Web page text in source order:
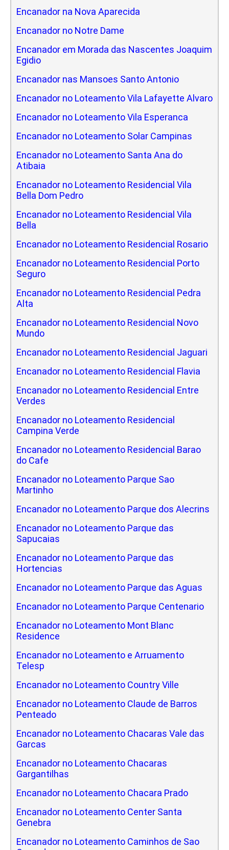
Encanador na Nova Aparecida
Encanador no Notre Dame
Encanador em Morada das Nascentes Joaquim
Egidio
Encanador nas Mansoes Santo Antonio
Encanador no Loteamento Vila Lafayette Alvaro
Encanador no Loteamento Vila Esperanca
Encanador no Loteamento Solar Campinas
Encanador no Loteamento Santa Ana do
Atibaia
Encanador no Loteamento Residencial Vila
Bella Dom Pedro
Encanador no Loteamento Residencial Vila
Bella
Encanador no Loteamento Residencial Rosario
Encanador no Loteamento Residencial Porto
Seguro
Encanador no Loteamento Residencial Pedra
Alta
Encanador no Loteamento Residencial Novo
Mundo
Encanador no Loteamento Residencial Jaguari
Encanador no Loteamento Residencial Flavia
Encanador no Loteamento Residencial Entre
Verdes
Encanador no Loteamento Residencial
Campina Verde
Encanador no Loteamento Residencial Barao
do Cafe
Encanador no Loteamento Parque Sao
Martinho
Encanador no Loteamento Parque dos Alecrins
Encanador no Loteamento Parque das
Sapucaias
Encanador no Loteamento Parque das
Hortencias
Encanador no Loteamento Parque das Aguas
Encanador no Loteamento Parque Centenario
Encanador no Loteamento Mont Blanc
Residence
Encanador no Loteamento e Arruamento
Telesp
Encanador no Loteamento Country Ville
Encanador no Loteamento Claude de Barros
Penteado
Encanador no Loteamento Chacaras Vale das
Garcas
Encanador no Loteamento Chacaras
Gargantilhas
Encanador no Loteamento Chacara Prado
Encanador no Loteamento Center Santa
Genebra
Encanador no Loteamento Caminhos de Sao